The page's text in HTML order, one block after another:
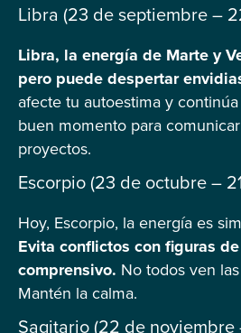
Libra (23 de septiembre –
Libra, la energía de Marte y
pero puede despertar
afecte tu autoestima y
buen momento para
proyectos.
Escorpio (23 de octubre –
Hoy, Escorpio, la energía es
Evita conflictos con figuras
comprensivo. No todos ven
Mantén la calma.
Sagitario (22 de